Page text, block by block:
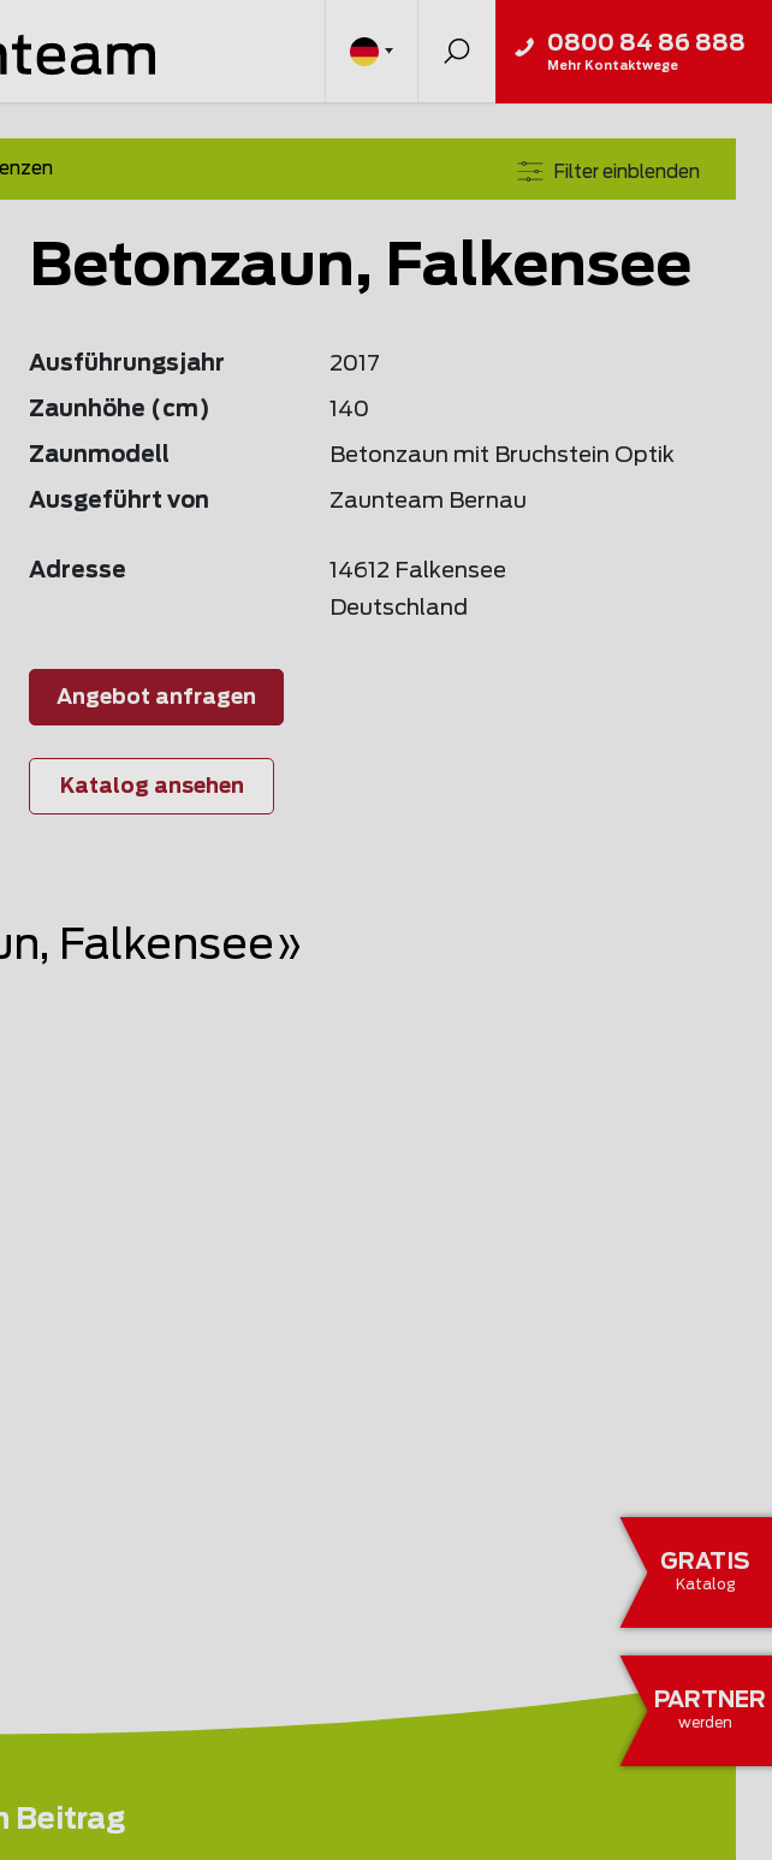
GRATIS
Katalog
PARTNER
werden
0800 84 86 888
Mehr Kontaktwege
Filter einblenden
Betonzaun, Falkensee
Ausführungsjahr 2017
Zaunhöhe (cm) 140
Zaunmodell Betonzaun mit Bruchstein Optik
Ausgeführt von Zaunteam Bernau
Adresse
14612 Falkensee
Deutschland
Angebot anfragen
Katalog ansehen
Falkensee»
Beitrag